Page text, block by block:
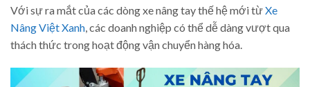
Với sự ra mắt của các dòng xe nâng tay thế hệ mới từXe
Nâng Việt Xanh, các doanh nghiệp có thể dễ dàng vượt qua
thách thức trong hoạt động vận chuyển hàng hóa.